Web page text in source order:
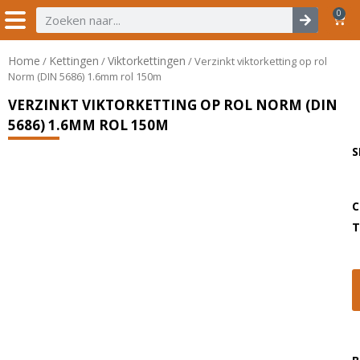
0
Home / Kettingen /Viktorkettingen / Verzinkt viktorketting op rol
Norm (DIN 5686) 1.6mm rol 150m
VERZINKT VIKTORKETTING OP ROL NORM (DIN
5686) 1.6MM ROL 150M